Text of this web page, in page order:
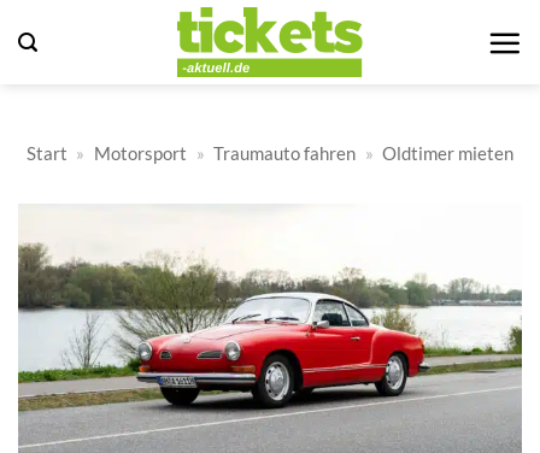
Inhalt
Start » Motorsport » Traumauto fahren » Oldtimer mieten